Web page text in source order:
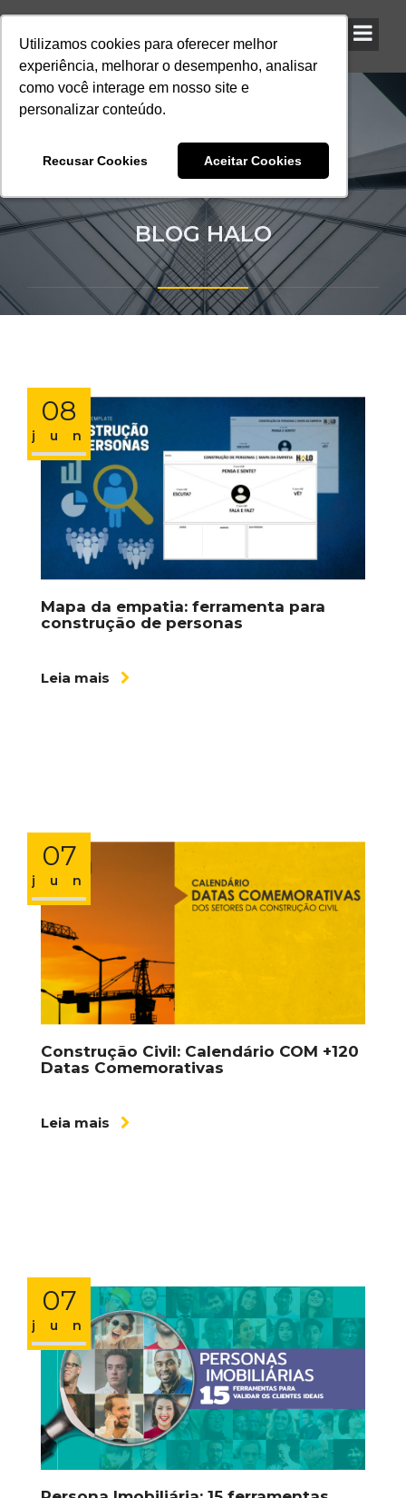
Utilizamos cookies para oferecer melhor
experiência, melhorar o desempenho, analisar
como você interage em nosso site e
personalizar conteúdo.
Recusar Cookies Aceitar Cookies
Utilizamos cookies para oferecer melhor
experiência, melhorar o desempenho, analisar
como você interage em nosso site e
personalizar conteúdo.
Recusar Cookies Aceitar Cookies
Utilizamos cookies para oferecer melhor
experiência, melhorar o desempenho, analisar
como você interage em nosso site e
personalizar conteúdo.
Recusar Cookies Aceitar Cookies
BLOG HALO
08
jun
Mapa da empatia: ferramenta para
construção de personas
Leia mais
07
jun
Construção Civil: Calendário COM +120
Datas Comemorativas
Leia mais
07
jun